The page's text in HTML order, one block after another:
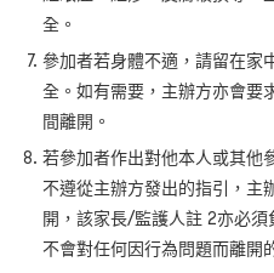
全。
參加者若身體不適，請留在家
全。如有需要，主辦方亦會要
間離開。
若參加者作出對他本人或其他
不遵從主辦方發出的指引，主
開，該家長/監護人註 2亦必須
不會對任何因行為問題而離開